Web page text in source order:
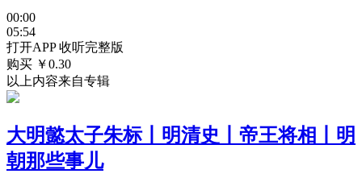
00:00
05:54
打开APP 收听完整版
购买 ￥0.30
以上内容来自专辑
大明懿太子朱标丨明清史丨帝王将相丨明
朝那些事儿